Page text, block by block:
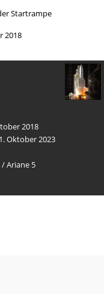
Startrampe
2018
2018
Oktober 2023
/Ariane 5